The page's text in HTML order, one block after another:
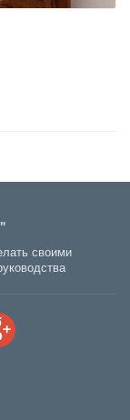
своими